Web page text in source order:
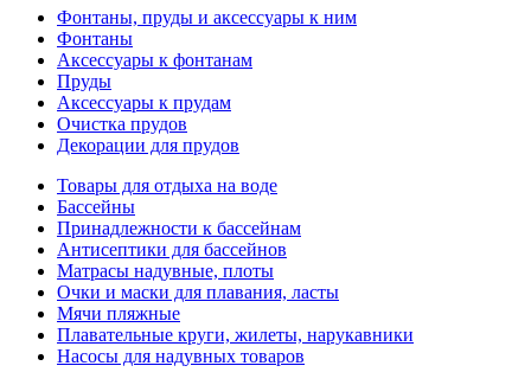
Фонтаны, пруды и аксессуары к ним
Фонтаны
Аксессуары к фонтанам
Пруды
Аксессуары к прудам
Очистка прудов
Декорации для прудов
Товары для отдыха на воде
Бассейны
Принадлежности к бассейнам
Антисептики для бассейнов
Матраcы надувные, плоты
Очки и маски для плавания, ласты
Мячи пляжные
Плавательные круги, жилеты, нарукавники
Насосы для надувных товаров